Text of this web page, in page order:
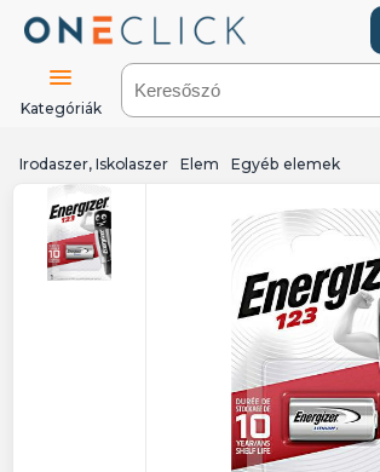
Kategóriák
Irodaszer, Iskolaszer Elem Egyéb elemek